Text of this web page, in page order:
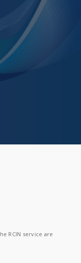
RCIN service are